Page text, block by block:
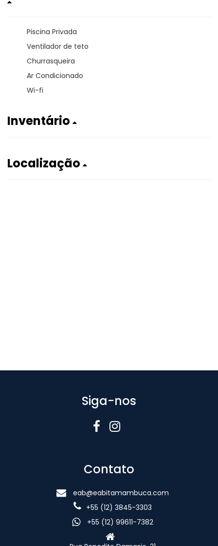
Piscina Privada
Ventilador de teto
Churrasqueira
Ar Condicionado
Wi-fi
Inventário
Localização
Siga-nos
Contato
eab@eabitamambuca.com
+55 (12) 3845-3303
+55 (12) 99611-7382